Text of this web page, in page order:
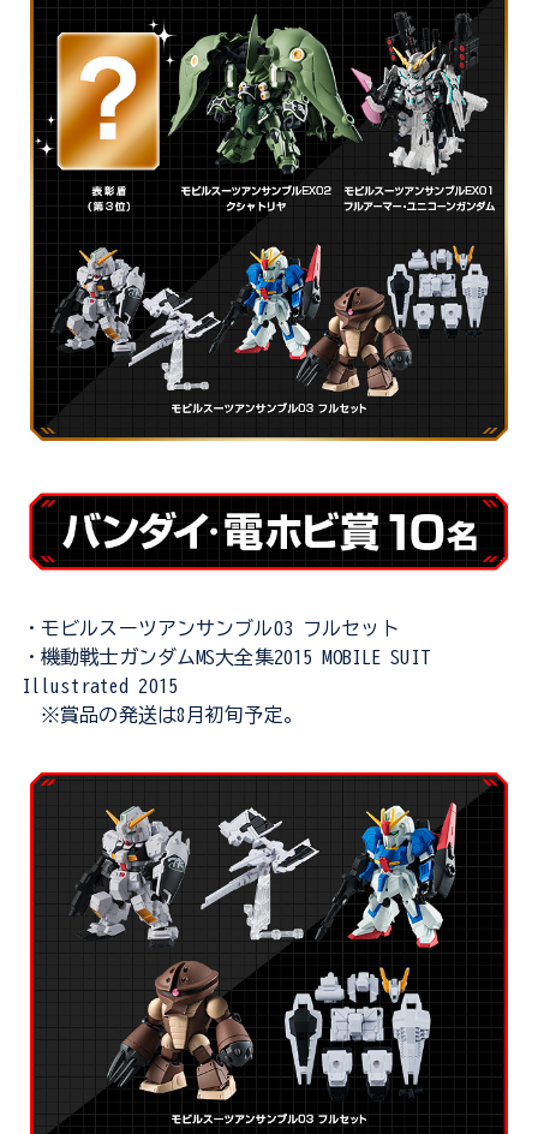
・モビルスーツアンサンブル03 フルセット
・機動戦士ガンダムMS大全集2015 MOBILE SUIT
Illustrated 2015
※賞品の発送は8月初旬予定。